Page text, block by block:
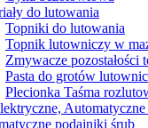
do lutowania
Topniki do lutowania
Topnik lutowniczy w
Zmywacze pozostałości
Pasta do grotów
Plecionka Taśma
podajniki śrub